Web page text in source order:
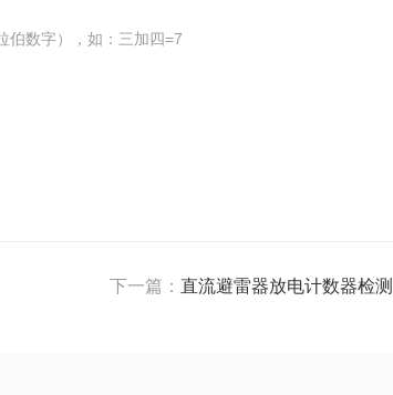
伯数字），如：三加四=7
下一篇： 直流避雷器放电计数器检